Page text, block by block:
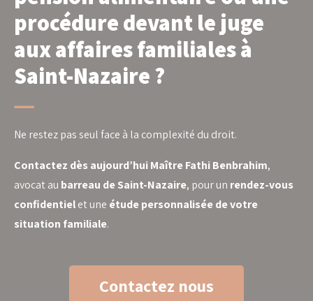
procédure devant le juge
aux affaires familiales à
Saint-Nazaire ?
Ne restez pas seul face à la complexité du droit.
Contactez dès aujourd’hui Maître Fathi Benbrahim,
avocat au barreau de Saint-Nazaire, pour un rendez-vous
confidentielet une étude personnalisée de votre
situation familiale.
Contactez nous